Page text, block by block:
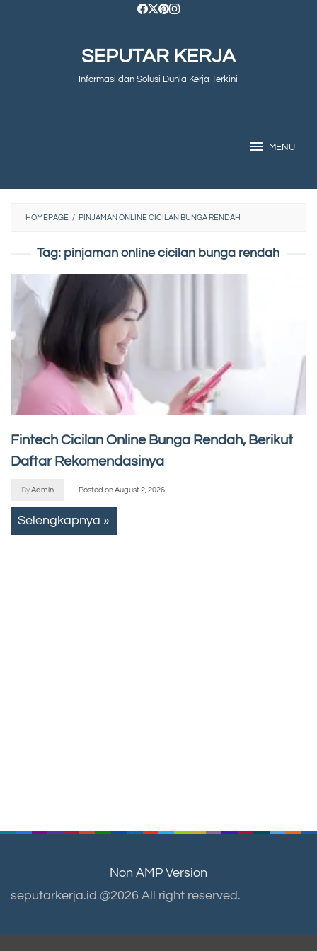
SEPUTAR KERJA
Informasi dan Solusi Dunia Kerja Terkini
MENU
HOMEPAGE / PINJAMAN ONLINE CICILAN BUNGA RENDAH
Tag: pinjaman online cicilan bunga rendah
Fintech Cicilan Online Bunga Rendah, Berikut
Daftar Rekomendasinya
ByAdmin Posted onAugust 2, 2026
Selengkapnya »
Non AMP Version
seputarkerja.id @2026 All right reserved.